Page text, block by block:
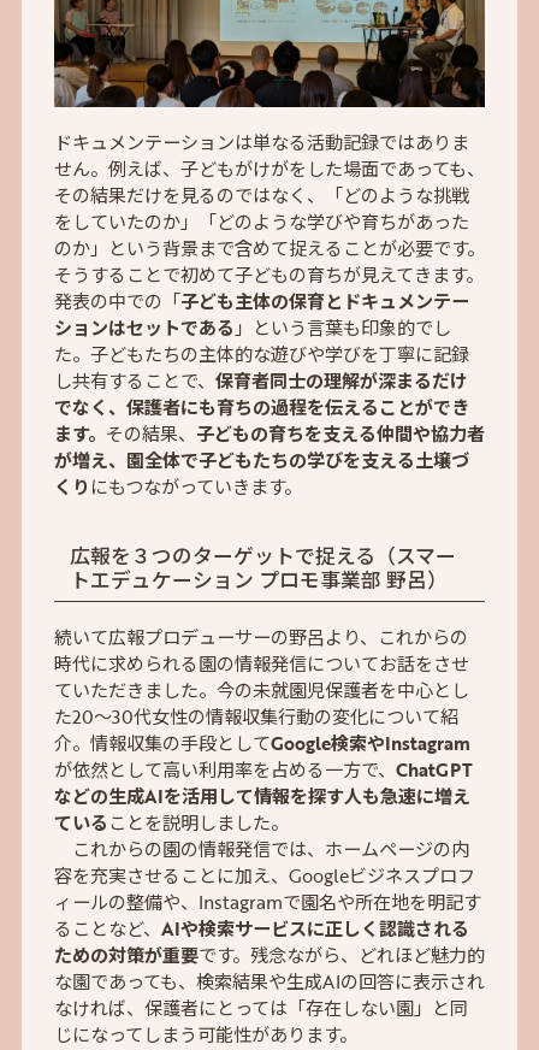
ドキュメンテーションは単なる活動記録ではありま
せん。例えば、子どもがけがをした場面であっても、
その結果だけを見るのではなく、「どのような挑戦
をしていたのか」「どのような学びや育ちがあった
のか」という背景まで含めて捉えることが必要です。
そうすることで初めて子どもの育ちが見えてきます。
発表の中での「子ども主体の保育とドキュメンテー
ションはセットである」という言葉も印象的でし
た。子どもたちの主体的な遊びや学びを丁寧に記録
し共有することで、 保育者同士の理解が深まるだけ
でなく、保護者にも育ちの過程を伝えることができ
ます。 その結果、 子どもの育ちを支える仲間や協力者
が増え、園全体で子どもたちの学びを支える土壌づ
くり にもつながっていきます。
広報を３つのターゲットで捉える（スマー
トエデュケーション プロモ事業部 野呂）
続いて広報プロデューサーの野呂より、これからの
時代に求められる園の情報発信についてお話をさせ
ていただきました。今の未就園児保護者を中心とし
た20〜30代女性の情報収集行動の変化について紹
介。情報収集の手段としてGoogle検索やInstagram
が依然として高い利用率を占める一方で、 ChatGPT
などの生成AIを活用して情報を探す人も急速に増え
ている ことを説明しました。
これからの園の情報発信では、ホームページの内
容を充実させることに加え、Googleビジネスプロフ
ィールの整備や、Instagramで園名や所在地を明記す
ることなど、 AIや検索サービスに正しく認識される
ための対策が重要です。残念ながら、どれほど魅力的
な園であっても、検索結果や生成AIの回答に表示され
なければ、保護者にとっては「存在しない園」と同
じになってしまう可能性があります。